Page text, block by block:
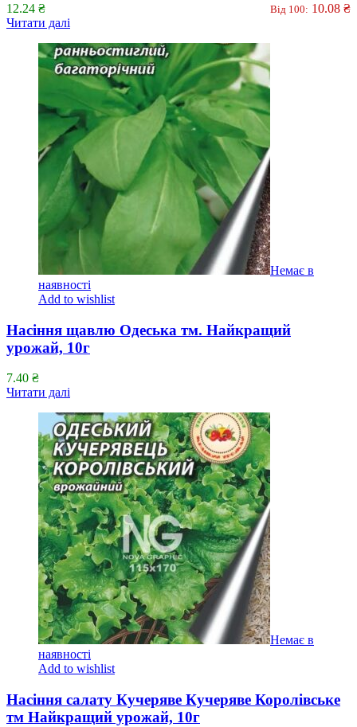
12.24 ₴ Від 100: 10.08 ₴
Читати далі
Немає в
наявності
Add to wishlist
Насіння щавлю Одеська тм. Найкращий
урожай, 10г
7.40 ₴
Читати далі
Немає в
наявності
Add to wishlist
Насіння салату Кучеряве Кучеряве Королівське
тм Найкращий урожай, 10г